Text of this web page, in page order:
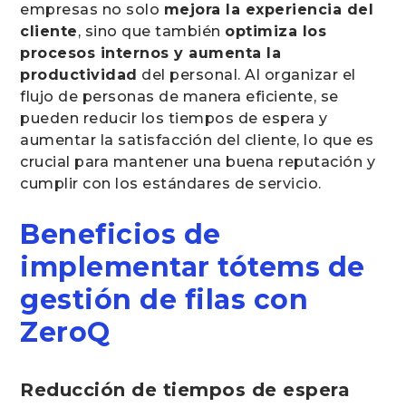
empresas no solo mejora la experiencia del
cliente, sino que también optimiza los
procesos internos y aumenta la
productividad del personal. Al organizar el
flujo de personas de manera eficiente, se
pueden reducir los tiempos de espera y
aumentar la satisfacción del cliente, lo que es
crucial para mantener una buena reputación y
cumplir con los estándares de servicio.
Beneficios de
implementar tótems de
gestión de filas con
ZeroQ
Reducción de tiempos de espera